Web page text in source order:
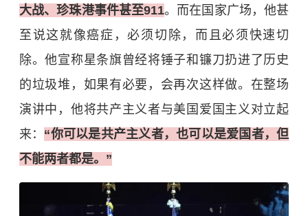
大战、珍珠港事件甚至911。而在国家广场，他甚
至说这就像癌症，必须切除，而且必须快速切
除。他宣称星条旗曾经将锤子和镰刀扔进了历史
的垃圾堆，如果有必要，会再次这样做。在整场
演讲中，他将共产主义者与美国爱国主义对立起
来： “你可以是共产主义者，也可以是爱国者，但
不能两者都是。”